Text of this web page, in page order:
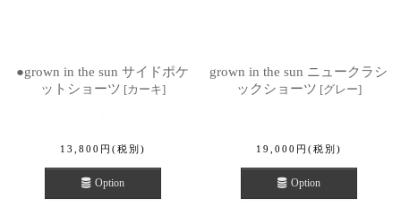
●grown in the sun サイドポケ
ットショーツ [カーキ]
13,800 円 (税別)
Option
grown in the sun ニュークラシ
ックショーツ [グレー]
19,000 円 (税別)
Option